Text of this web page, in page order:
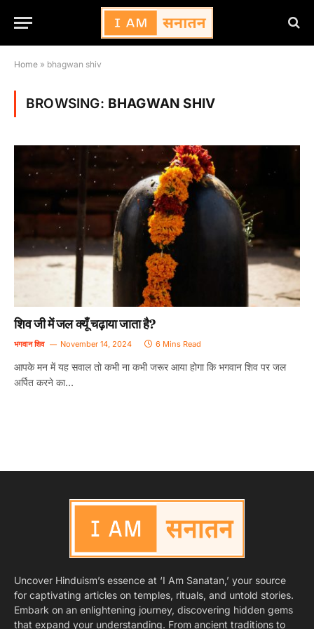
Home » bhagwan shiv
BROWSING: BHAGWAN SHIV
शिव जी में जल क्यूँ चढ़ाया जाता है?
भगवान शिव November 14, 2024 6 Mins Read
आपके मन में यह सवाल तो कभी ना कभी जरूर आया होगा कि भगवान शिव पर जल
अर्पित करने का…
Uncover Hinduism’s essence at ‘I Am Sanatan,’ your source
for captivating articles on temples, rituals, and untold stories.
Embark on an enlightening journey, discovering hidden gems
that expand your understanding. From ancient traditions to